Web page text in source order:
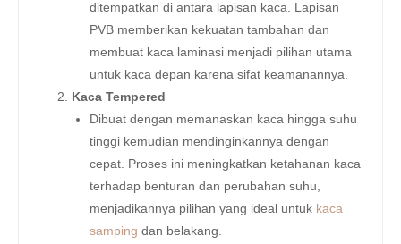
ditempatkan di antara lapisan kaca. Lapisan
PVB memberikan kekuatan tambahan dan
membuat kaca laminasi menjadi pilihan utama
untuk kaca depan karena sifat keamanannya.
Kaca Tempered
Dibuat dengan memanaskan kaca hingga suhu
tinggi kemudian mendinginkannya dengan
cepat. Proses ini meningkatkan ketahanan kaca
terhadap benturan dan perubahan suhu,
menjadikannya pilihan yang ideal untuk kaca
samping dan belakang.